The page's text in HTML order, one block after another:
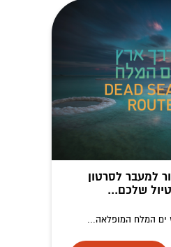
למעבר לסרטון
שלכם...
ים המלח המופלאה...